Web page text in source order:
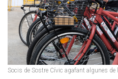
Socis de Sostre Cívic agafant algunes